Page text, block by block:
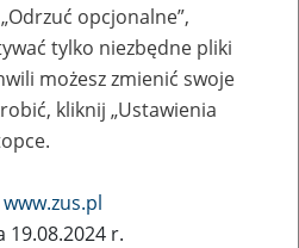
- zakładanie profili
firmy
opcjonalne”,
tylko niezbędne pliki
możesz zmienić swoje
kliknij „Ustawienia
19.08.2024 r.